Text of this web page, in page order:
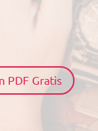
PDF Gratis